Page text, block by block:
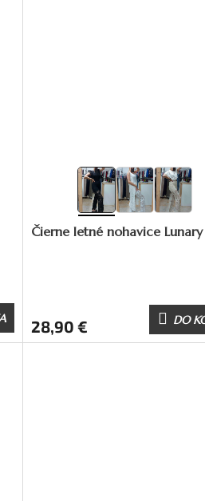
Čierne letné nohavice Lunary
28,90 € DO